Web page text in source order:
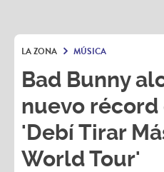
LA ZONA MÚSICA
Bad Bunny
nuevo récord
'Debí Tirar
World Tour'